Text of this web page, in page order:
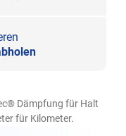
Dämpfung für Halt
für Kilometer.